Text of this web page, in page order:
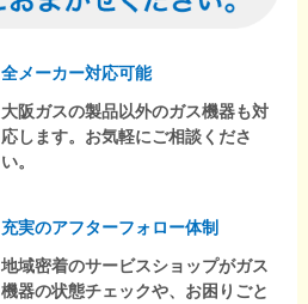
全メーカー対応可能
大阪ガスの製品以外のガス機器も対
応します。お気軽にご相談くださ
い。
充実のアフターフォロー体制
地域密着のサービスショップがガス
機器の状態チェックや、お困りごと